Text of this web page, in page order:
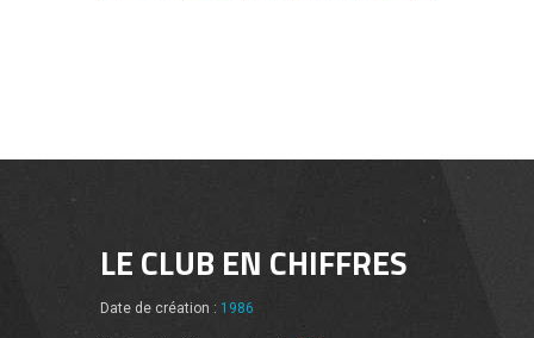
LE CLUB EN CHIFFRES
Date de création : 1986